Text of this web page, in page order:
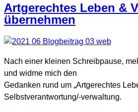
Artgerechtes Leben &
übernehmen
Nach einer kleinen Schreibpause,
und widme mich den
Gedanken rund um „Artgerechtes
Selbstverantwortung/-verwaltung.